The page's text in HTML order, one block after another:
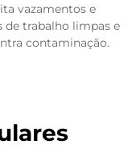
vazamentos e
trabalho limpas e
contaminação.